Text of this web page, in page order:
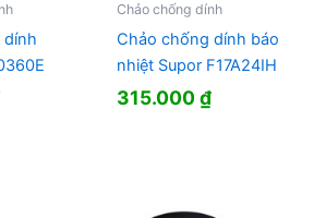
dính
Chảo chống dính
Chảo chống dính báo
nhiệt Supor F17A24IH
315.000₫